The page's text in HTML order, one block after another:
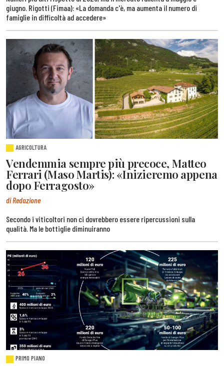
giugno. Rigotti (Fimaa): «La domanda c'è, ma aumenta il numero di
famiglie in difficoltà ad accedere»
AGRICOLTURA
Vendemmia sempre più precoce, Matteo
Ferrari (Maso Martis): «Inizieremo appena
dopo Ferragosto»
di Redazione
Secondo i viticoltori non ci dovrebbero essere ripercussioni sulla
qualità. Ma le bottiglie diminuiranno
PRIMO PIANO